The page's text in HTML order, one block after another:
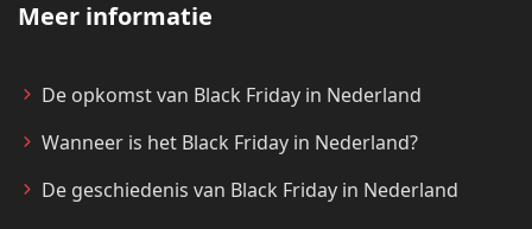
Meer informatie
De opkomst van Black Friday in Nederland
Wanneer is het Black Friday in Nederland?
De geschiedenis van Black Friday in Nederland